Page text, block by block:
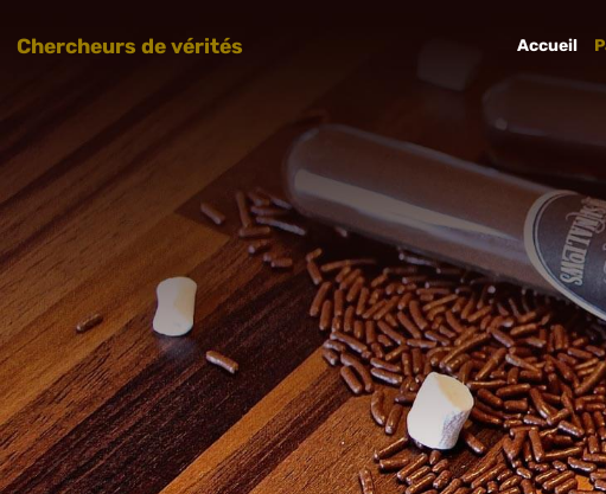
Chercheurs de vérités Accueil